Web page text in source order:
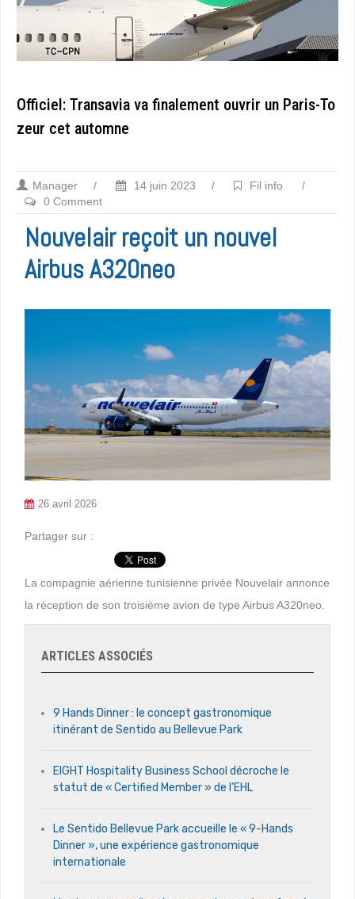
Officiel: Transavia va finalement ouvrir un Paris-To
zeur cet automne
Manager / 14 juin 2023 / Fil info
/
0 Comment
Nouvelair reçoit un nouvel
Airbus A320neo
26 avril 2026
Partager sur :
La compagnie aérienne tunisienne privée Nouvelair annonce
la réception de son troisième avion de type Airbus A320neo.
ARTICLES ASSOCIÉS
9 Hands Dinner : le concept gastronomique
itinérant de Sentido au Bellevue Park
EIGHT Hospitality Business School décroche le
statut de « Certified Member » de l’EHL
Le Sentido Bellevue Park accueille le « 9-Hands
Dinner », une expérience gastronomique
internationale